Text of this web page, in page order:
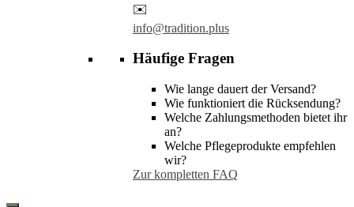
✉️
info@tradition.plus
Häufige Fragen
Wie lange dauert der Versand?
Wie funktioniert die Rücksendung?
Welche Zahlungsmethoden bietet ihr
an?
Welche Pflegeprodukte empfehlen
wir?
Zur kompletten FAQ